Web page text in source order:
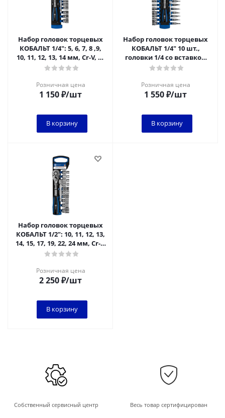
Набор головок торцевых
КОБАЛЬТ 1/4": 5, 6, 7, 8 ,9,
10, 11, 12, 13, 14 мм, Cr-V, 12
ПРЕДМЕТОВ
Розничная цена
1 150₽/шт
В корзину
Набор головок торцевых
КОБАЛЬТ 1/4" 10 шт.,
головки 1/4 со вставкой
10шт., удл. 75 мм + трещ.
Розничная цена
1 550₽/шт
В корзину
Набор головок торцевых
КОБАЛЬТ 1/2": 10, 11, 12, 13,
14, 15, 17, 19, 22, 24 мм, Cr-V,
12 ПРЕДМЕТОВ,
Розничная цена
2 250₽/шт
В корзину
Собственный сервисный центр Весь товар сертифицирован